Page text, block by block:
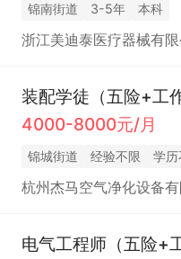
锦南街道 3-5年 本科
浙江美迪泰医疗器械有限
装配学徒（五险+工
4000-8000元/月
锦城街道 经验不限 学历
杭州杰马空气净化设备有
电气工程师（五险+